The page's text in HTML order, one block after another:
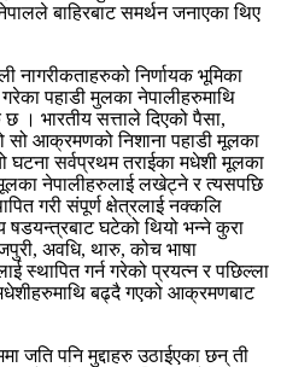
बाहिरबाट समर्थन जनाएका थिए
नागरीकताहरुको निर्णायक भूमिका
गरेका पहाडी मुलका नेपालीहरुमाथि
। भारतीय सत्ताले दिएको पैसा,
सो आक्रमणको निशाना पहाडी मूलका
घटना सर्वप्रथम तराईका मधेशी मूलका
नेपालीहरुलाई लखेट्ने र त्यसपछि
गरी संपूर्ण क्षेत्रलाई नक्कलि
षडयन्त्रबाट घटेको थियो भन्ने कुरा
अवधि, थारु, कोच भाषा
स्थापित गर्न गरेको प्रयत्न र पछिल्ला
बढ्दै गएको आक्रमणबाट
जति पनि मुद्दाहरु उठाईएका छन् ती